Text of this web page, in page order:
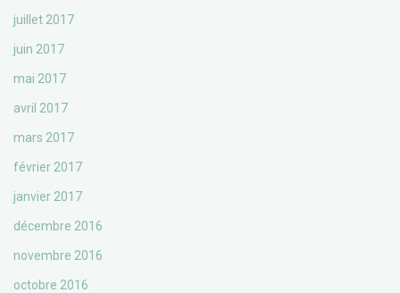
juillet 2017
juin 2017
mai 2017
avril 2017
mars 2017
février 2017
janvier 2017
décembre 2016
novembre 2016
octobre 2016